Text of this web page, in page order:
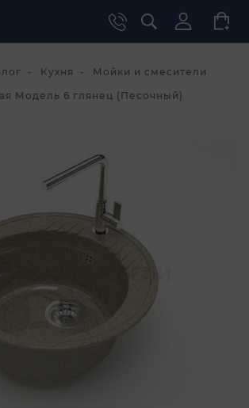
Кухня
Мойки и смесители
Модель 6 глянец (Песочный)